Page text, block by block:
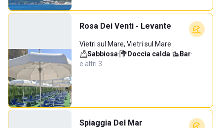
Rosa Dei Venti - Levante
Vietri sul Mare, Vietri sul Mare
Sabbiosa· Doccia calda· Bar·
e altri 3…
Spiaggia Del Mar